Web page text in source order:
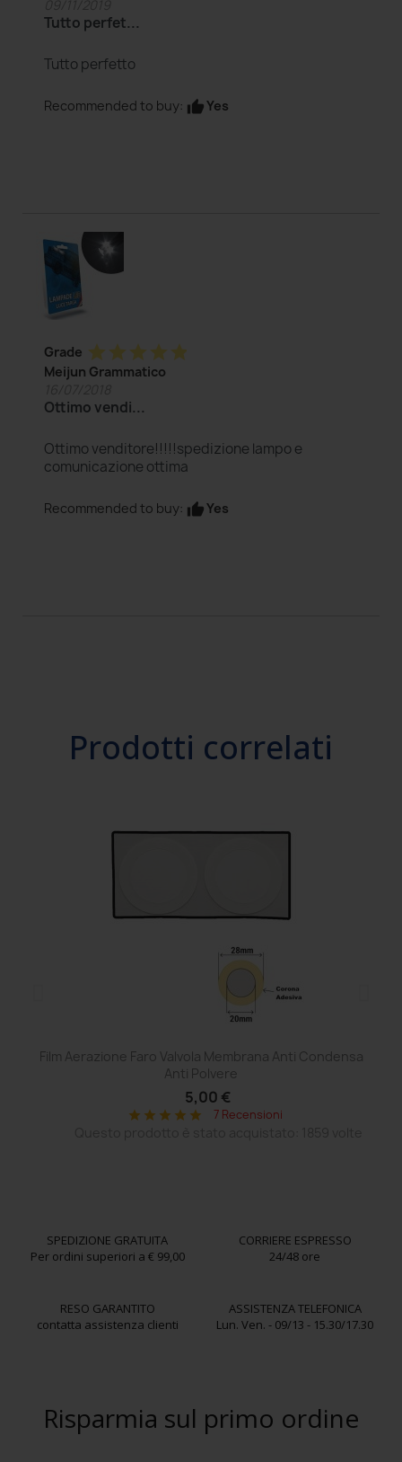
Tutto perfet...
Tutto perfetto
Recommended to buy: thumb_upYes
Grade star star star star star
Meijun Grammatico
Ottimo vendi...
Ottimo venditore!!!!!spedizione lampo e
comunicazione ottima
Recommended to buy: thumb_upYes
Prodotti correlati
Film Aerazione Faro Valvola Membrana Anti Condensa
Anti Polvere
5,00 €
star star star star star 7 Recensioni
SPEDIZIONE GRATUITA
Per ordini superiori a € 99,00
CORRIERE ESPRESSO
24/48 ore
RESO GARANTITO
contatta assistenza clienti
ASSISTENZA TELEFONICA
Lun. Ven. - 09/13 - 15.30/17.30
Risparmia sul primo ordine